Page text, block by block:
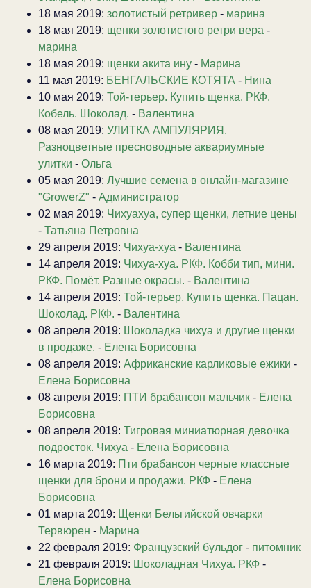
18 мая 2019: золотистый ретривер - марина
18 мая 2019: щенки золотистого ретри вера -
марина
18 мая 2019: щенки акита ину - Марина
11 мая 2019: БЕНГАЛЬСКИЕ КОТЯТА - Нина
10 мая 2019: Той-терьер. Купить щенка. РКФ.
Кобель. Шоколад. - Валентина
08 мая 2019: УЛИТКА АМПУЛЯРИЯ.
Разноцветные пресноводные аквариумные
улитки - Ольга
05 мая 2019: Лучшие семена в онлайн-магазине
"GrowerZ" - Администратор
02 мая 2019: Чихуахуа, супер щенки, летние цены
- Татьяна Петровна
29 апреля 2019: Чихуа-хуа - Валентина
14 апреля 2019: Чихуа-хуа. РКФ. Кобби тип, мини.
РКФ. Помёт. Разные окрасы. - Валентина
14 апреля 2019: Той-терьер. Купить щенка. Пацан.
Шоколад. РКФ. - Валентина
08 апреля 2019: Шоколадка чихуа и другие щенки
в продаже. - Елена Борисовна
08 апреля 2019: Африканские карликовые ежики -
Елена Борисовна
08 апреля 2019: ПТИ брабансон мальчик - Елена
Борисовна
08 апреля 2019: Тигровая миниатюрная девочка
подросток. Чихуа - Елена Борисовна
16 марта 2019: Пти брабансон черные классные
щенки для брони и продажи. РКФ - Елена
Борисовна
01 марта 2019: Щенки Бельгийской овчарки
Тервюрен - Марина
22 февраля 2019: Французский бульдог - питомник
21 февраля 2019: Шоколадная Чихуа. РКФ -
Елена Борисовна